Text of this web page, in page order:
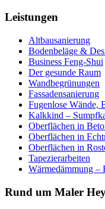
Leistungen
Altbausanierung
Bodenbeläge &
Business Feng-Shui
Der gesunde Raum
Wandbegrünungen
Fassadensanierung
Fugenlose Wände,
Kalkkind –
Oberflächen in
Oberflächen in
Oberflächen in
Tapezierarbeiten
Wärmedämmung –
Rund um Maler